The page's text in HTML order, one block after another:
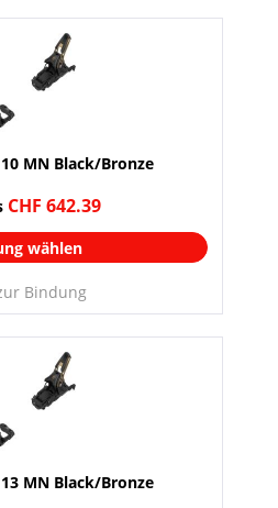
MN Black/Bronze
CHF 642.39
wählen
Bindung
MN Black/Bronze